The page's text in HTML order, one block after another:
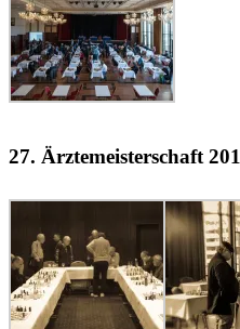
27. Ärztemeisterschaft